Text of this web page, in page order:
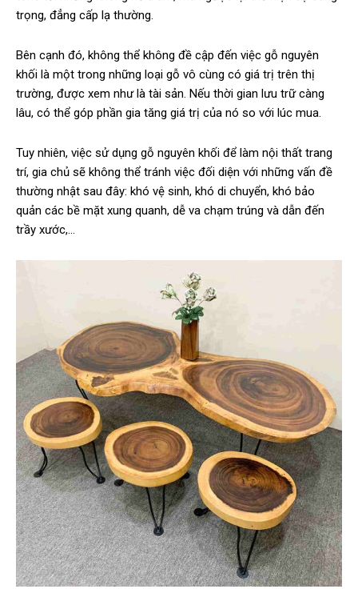
trọng, đẳng cấp lạ thường.
Bên cạnh đó, không thể không đề cập đến việc gỗ nguyên
khối là một trong những loại gỗ vô cùng có giá trị trên thị
trường, được xem như là tài sản. Nếu thời gian lưu trữ càng
lâu, có thể góp phần gia tăng giá trị của nó so với lúc mua.
Tuy nhiên, việc sử dụng gỗ nguyên khối để làm nội thất trang
trí, gia chủ sẽ không thể tránh việc đối diện với những vấn đề
thường nhật sau đây: khó vệ sinh, khó di chuyển, khó bảo
quản các bề mặt xung quanh, dễ va chạm trúng và dẫn đến
trầy xước,…